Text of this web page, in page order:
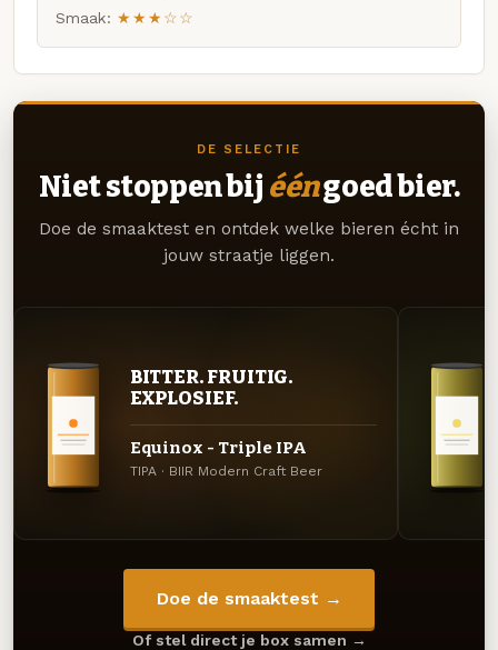
Smaak: ★★★☆☆
DE SELECTIE
Niet stoppen bij ééngoed bier.
Doe de smaaktest en ontdek welke bieren écht in
jouw straatje liggen.
BITTER. FRUITIG.
EXPLOSIEF.
Equinox - Triple IPA
TIPA · BIIR Modern Craft Beer
Doe de smaaktest →
Of stel direct je box samen →